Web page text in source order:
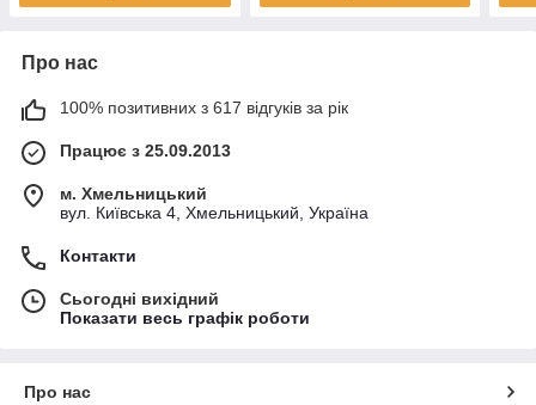
Про нас
100% позитивних з 617 відгуків за рік
Працює з 25.09.2013
м. Хмельницький
вул. Київська 4, Хмельницький, Україна
Контакти
Сьогодні вихідний
Показати весь графік роботи
Про нас